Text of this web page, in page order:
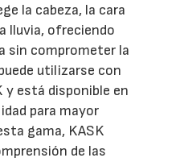
la cabeza, la cara
lluvia, ofreciendo
sin comprometer la
utilizarse con
está disponible en
para mayor
gama, KASK
de las